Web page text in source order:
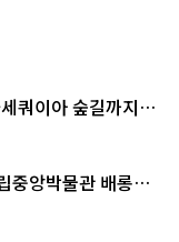
쿼이아 숲길까지…
중앙박물관 배롱나